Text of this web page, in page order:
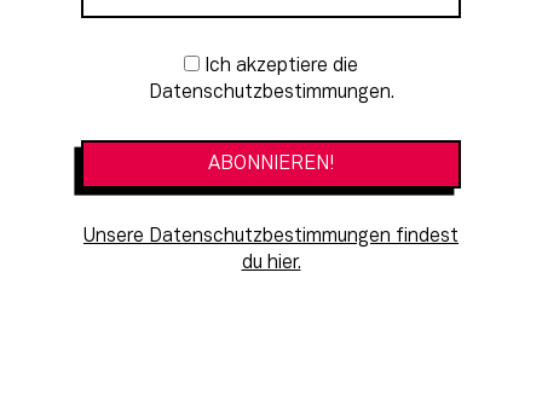
Newsletter-Anmeldung
Datenschutzbestimmungen.
Unsere Datenschutzbestimmungen findest
du hier.